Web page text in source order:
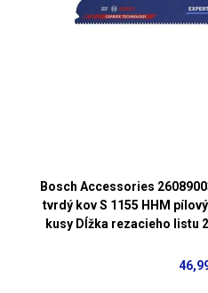
Bosch Accessories
tvrdý kov S 1155 HHM
kusy Dĺžka rezacieho listu